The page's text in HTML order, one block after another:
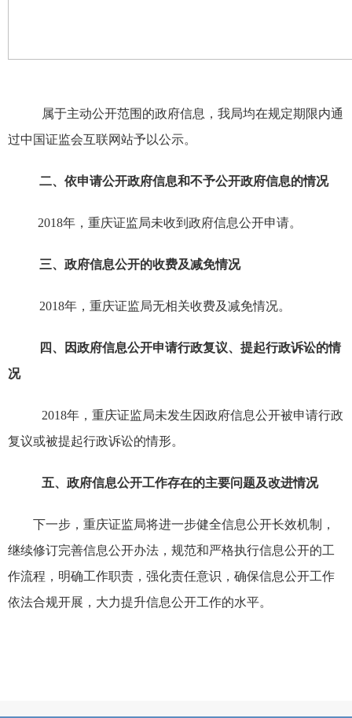
属于主动公开范围的政府信息，我局均在规定期限内通
过中国证监会互联网站予以公示。
二、依申请公开政府信息和不予公开政府信息的情况
2018年，重庆证监局未收到 政府信息公开申请。
三、政府信息公开的收费及减免情况
2018年，重庆证监局无相关收费及减免情况。
四、因政府信息公开申请行政复议、提起行政诉讼的情
况
2018年， 重庆证监局未发生因政府信息公开被申请行政
复议或被提起行政诉讼的情形。
五、 政府信息公开工作存在的主要问题及改进情况
下一步，重庆证监局将进一步健全信息公开长效机制，
继续修订完善信息公开办法，规范和严格执行信息公开的工
作流程，明确工作职责，强化责任意识，确保信息公开工作
依法合规开展，大力提升信息公开工作的水平。